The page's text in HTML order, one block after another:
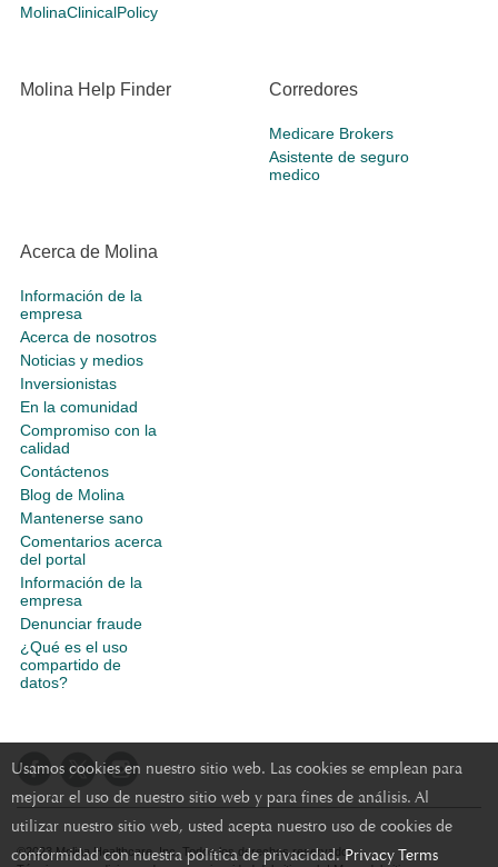
Usamos cookies en nuestro sitio web. Las cookies se emplean para
mejorar el uso de nuestro sitio web y para fines de análisis. Al
utilizar nuestro sitio web, usted acepta nuestro uso de cookies de
conformidad con nuestra política de privacidad.Privacy Terms
MolinaClinicalPolicy
Molina Help Finder Corredores
Medicare Brokers
Asistente de seguro
medico
Acerca de Molina
Información de la
empresa
Acerca de nosotros
Noticias y medios
Inversionistas
En la comunidad
Compromiso con la
calidad
Contáctenos
Blog de Molina
Mantenerse sano
Comentarios acerca
del portal
Información de la
empresa
Denunciar fraude
¿Qué es el uso
compartido de
datos?
©2023 Molina Healthcare, Inc. Todos los derechos reservados.